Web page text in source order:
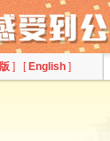
] [ English ]